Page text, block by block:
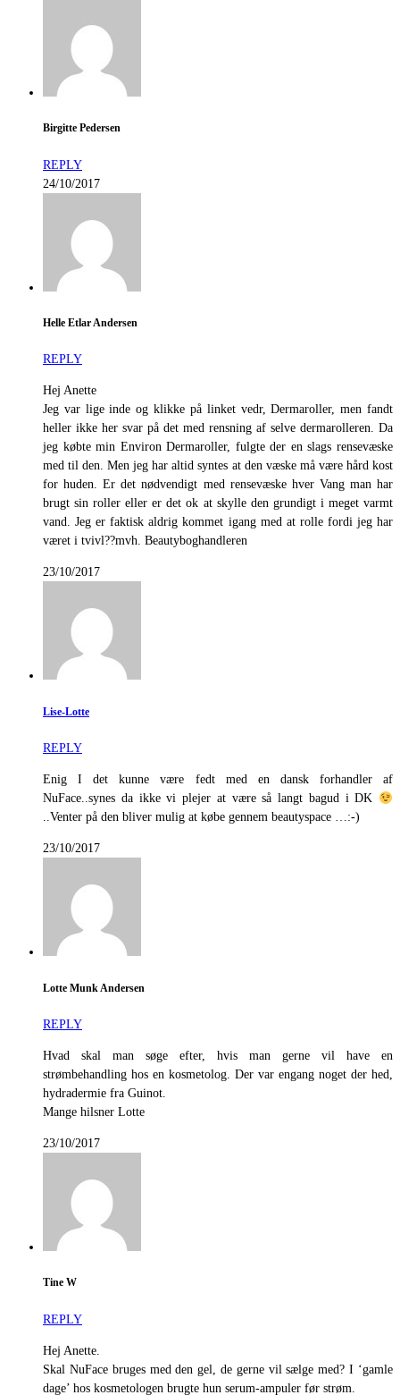
Birgitte Pedersen
REPLY
24/10/2017
Helle Etlar Andersen
REPLY
Hej Anette
Jeg var lige inde og klikke på linket vedr, Dermaroller, men fandt
heller ikke her svar på det med rensning af selve dermarolleren. Da
jeg købte min Environ Dermaroller, fulgte der en slags rensevæske
med til den. Men jeg har altid syntes at den væske må være hård kost
for huden. Er det nødvendigt med rensevæske hver Vang man har
brugt sin roller eller er det ok at skylle den grundigt i meget varmt
vand. Jeg er faktisk aldrig kommet igang med at rolle fordi jeg har
været i tvivl??mvh. Beautyboghandleren
23/10/2017
Lise-Lotte
REPLY
Enig I det kunne være fedt med en dansk forhandler af
NuFace..synes da ikke vi plejer at være så langt bagud i DK
..Venter på den bliver mulig at købe gennem beautyspace …:-)
23/10/2017
Lotte Munk Andersen
REPLY
Hvad skal man søge efter, hvis man gerne vil have en
strømbehandling hos en kosmetolog. Der var engang noget der hed,
hydradermie fra Guinot.
Mange hilsner Lotte
23/10/2017
Tine W
REPLY
Hej Anette.
Skal NuFace bruges med den gel, de gerne vil sælge med? I ‘gamle
dage’ hos kosmetologen brugte hun serum-ampuler før strøm.